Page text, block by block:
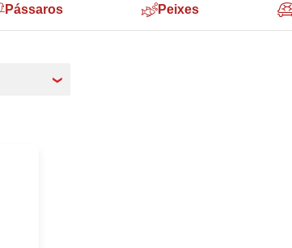
Pássaros Peixes